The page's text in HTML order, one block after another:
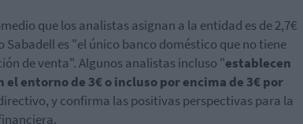
que los analistas asignan a la entidad es de 2,7€
Sabadell es "el único banco doméstico que no tiene
de venta". Algunos analistas incluso "establecen
entorno de 3€ o incluso por encima de 3€ por
y confirma las positivas perspectivas para la